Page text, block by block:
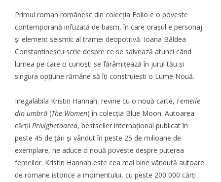
Primul roman românesc din colecția Folio e o poveste
contemporană infuzată de basm, în care orașul e personaj
și element seismic al tramei deopotrivă. Ioana Bâldea
Constantinescu scrie despre ce se salvează atunci când
lumea pe care o cunoști se fărâmițează în jurul tău și
singura opțiune rămâne să îți construiești o Lume Nouă.
Inegalabila Kristin Hannah, revine cu o nouă carte, Femeile
din umbră (The Women) în colecția Blue Moon. Autoarea
cărții Privighetoarea, bestseller internațional publicat în
peste 45 de țări și vândut în peste 25 de milioane de
exemplare, ne aduce o nouă poveste despre puterea
femeilor. Kristin Hannah este cea mai bine vândută autoare
de romane istorice a momentului, cu peste 200 000 cărți